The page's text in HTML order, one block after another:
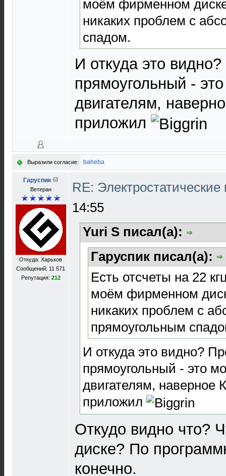
моём фирменном
никаких проблем с
спадом.
И откуда это
прямоугольный -
двигателям,
приложил
Выразили согласие: baheba
Гаруспик
Ветеран
Откуда: Харьков
Сообщений: 11 571
Репутация: 212
RE:
14:55
Yuri S писал(а):
Гаруспик писал(а):
Есть отсчеты на 22
моём фирменном
никаких проблем с
прямоугольным
И откуда это видно?
прямоугольный - это
двигателям, наверное
приложил
Откудо видно что?
диске? По
конечно.